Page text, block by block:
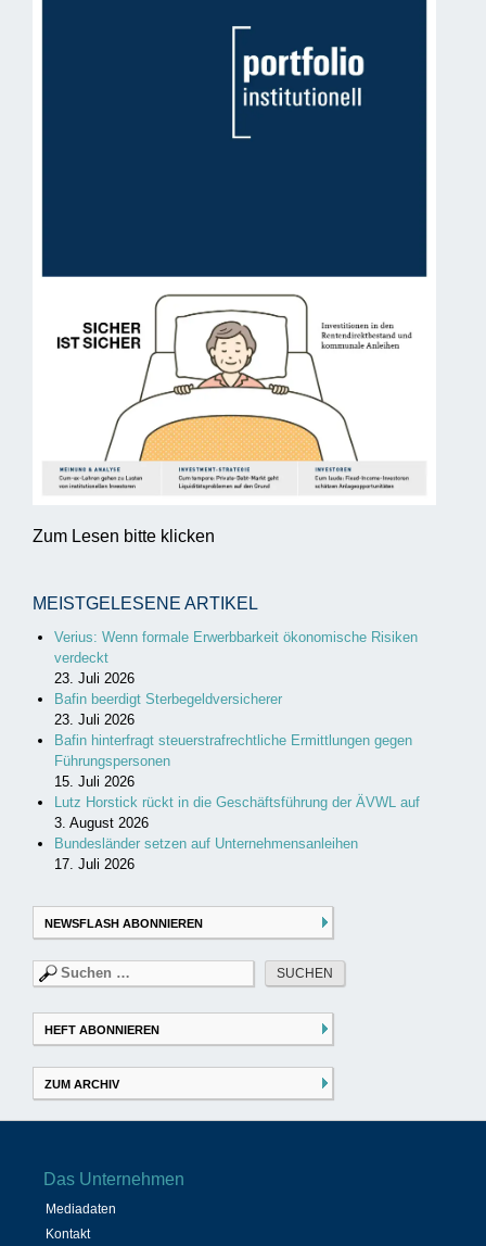
Zum Lesen bitte klicken
MEISTGELESENE ARTIKEL
Verius: Wenn formale Erwerbbarkeit ökonomische Risiken
verdeckt
23. Juli 2026
Bafin beerdigt Sterbegeldversicherer
23. Juli 2026
Bafin hinterfragt steuerstrafrechtliche Ermittlungen gegen
Führungspersonen
15. Juli 2026
Lutz Horstick rückt in die Geschäftsführung der ÄVWL auf
3. August 2026
Bundesländer setzen auf Unternehmensanleihen
17. Juli 2026
NEWSFLASH ABONNIEREN
Suchen
nach:
HEFT ABONNIEREN
ZUM ARCHIV
Das Unternehmen
Mediadaten
Kontakt